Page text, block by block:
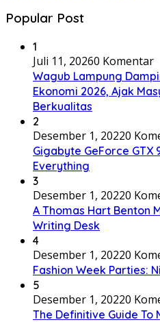
Popular Post
1
Juli 11, 20260 Komentar
Wagub Lampung
Ekonomi 2026, Ajak
Berkualitas
2
Desember 1, 20220
Gigabyte GeForce GTX
Everything
3
Desember 1, 20220
A Thomas Hart Benton
Writing Desk
4
Desember 1, 20220
Fashion Week Parties:
5
Desember 1, 20220
The Definitive Guide To